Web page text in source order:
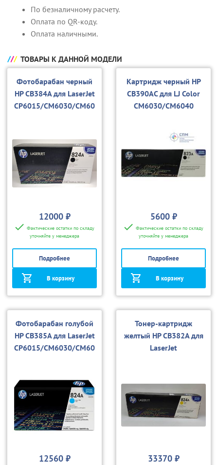
По безналичному расчету.
Оплата по QR-коду.
Оплата наличными.
ТОВАРЫ К ДАННОЙ МОДЕЛИ
Фотобарабан черный
HP CB384A для LaserJet
CP6015/CM6030/CM60
12000 ₽
Фактические остатки по складу
уточняйте у менеджера
Подробнее
В корзину
Картридж черный HP
CB390AC для LJ Color
CM6030/CM6040
5600 ₽
Фактические остатки по складу
уточняйте у менеджера
Подробнее
В корзину
Фотобарабан голубой
HP CB385A для LaserJet
CP6015/CM6030/CM60
12560 ₽
Тонер-картридж
желтый HP CB382A для
LaserJet
33370 ₽